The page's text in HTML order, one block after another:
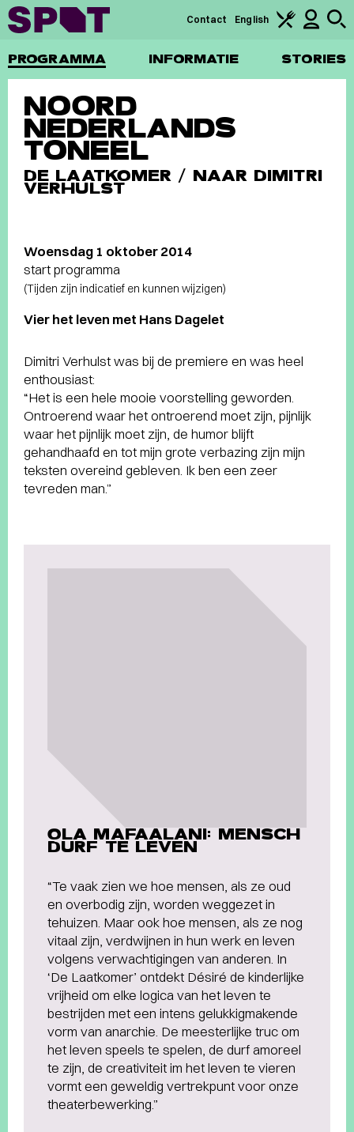
PROGRAMMA INFORMATIE STORIES
Contact English
NOORD
NEDERLANDS
TONEEL
DE LAATKOMER / NAAR DIMITRI
VERHULST
Woensdag 1 oktober 2014
start programma
(Tijden zijn indicatief en kunnen wijzigen)
Vier het leven met Hans Dagelet
Dimitri Verhulst was bij de premiere en was heel
enthousiast:
“Het is een hele mooie voorstelling geworden.
Ontroerend waar het ontroerend moet zijn, pijnlijk
waar het pijnlijk moet zijn, de humor blijft
gehandhaafd en tot mijn grote verbazing zijn mijn
teksten overeind gebleven. Ik ben een zeer
tevreden man.”
OLA MAFAALANI: MENSCH
DURF TE LEVEN
“Te vaak zien we hoe mensen, als ze oud
en overbodig zijn, worden weggezet in
tehuizen. Maar ook hoe mensen, als ze nog
vitaal zijn, verdwijnen in hun werk en leven
volgens verwachtigingen van anderen. In
‘De Laatkomer’ ontdekt Désiré de kinderlijke
vrijheid om elke logica van het leven te
bestrijden met een intens gelukkigmakende
vorm van anarchie. De meesterlijke truc om
het leven speels te spelen, de durf amoreel
te zijn, de creativiteit im het leven te vieren
vormt een geweldig vertrekpunt voor onze
theaterbewerking.”